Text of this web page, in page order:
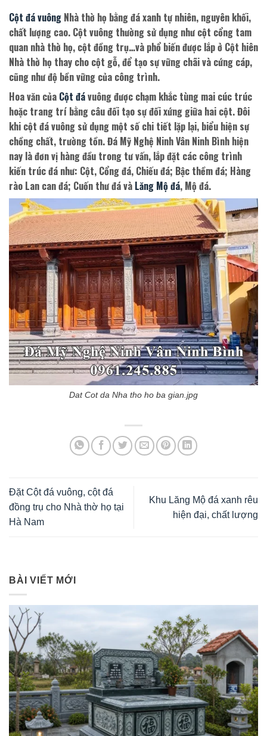
Cột đá vuông Nhà thờ họ bằng đá xanh tự nhiên, nguyên khối,
chất lượng cao. Cột vuông thường sử dụng như cột cổng tam
quan nhà thờ họ, cột đồng trụ…và phổ biến được lắp ở Cột hiên
Nhà thờ họ thay cho cột gỗ, để tạo sự vững chãi và cứng cáp,
cũng như độ bền vững của công trình.
Hoa văn của Cột đávuông được chạm khắc tùng mai cúc trúc
hoặc trang trí bằng câu đối tạo sự đối xứng giữa hai cột. Đôi
khi cột đá vuông sử dụng một số chi tiết lặp lại, biểu hiện sự
chồng chất, trường tồn. Đá Mỹ Nghệ Ninh Vân Ninh Bình hiện
nay là đơn vị hàng đầu trong tư vấn, lắp đặt các công trình
kiến trúc đá như: Cột, Cổng đá, Chiếu đá; Bậc thềm đá; Hàng
rào Lan can đá; Cuốn thư đá và Lăng Mộ đá, Mộ đá.
Dat Cot da Nha tho ho ba gian.jpg
Đặt Cột đá vuông, cột đá
đồng trụ cho Nhà thờ họ tại
Hà Nam
Khu Lăng Mộ đá xanh rêu
hiện đại, chất lượng
BÀI VIẾT MỚI